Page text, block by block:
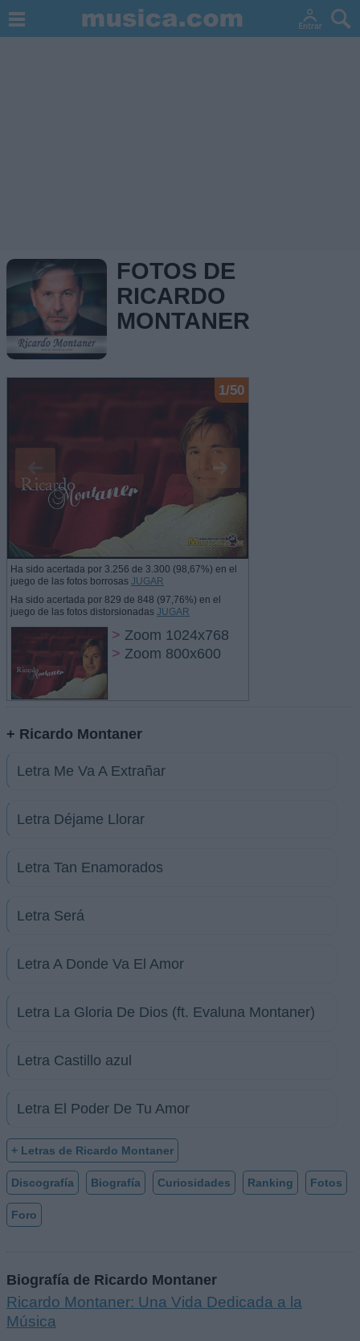
FOTOS DE
RICARDO
MONTANER
1/50
Ha sido acertada por 3.256 de 3.300 (98,67%) en el
juego de las fotos borrosas JUGAR
Ha sido acertada por 829 de 848 (97,76%) en el
juego de las fotos distorsionadas JUGAR
> Zoom 1024x768
> Zoom 800x600
+ Ricardo Montaner
Letra Me Va A Extrañar
Letra Déjame Llorar
Letra Tan Enamorados
Letra Será
Letra A Donde Va El Amor
Letra La Gloria De Dios (ft. Evaluna Montaner)
Letra Castillo azul
Letra El Poder De Tu Amor
+ Letras de Ricardo Montaner
Discografía Biografía Curiosidades Ranking Fotos
Foro
Biografía de Ricardo Montaner
Ricardo Montaner: Una Vida Dedicada a la
Música